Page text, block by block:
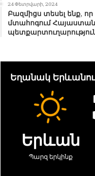
24 Փետրվարի, 2024
Բազմիցս տեսել ենք,
մտահոգում
Եղանակ
Երևան
Պարզ երկինք